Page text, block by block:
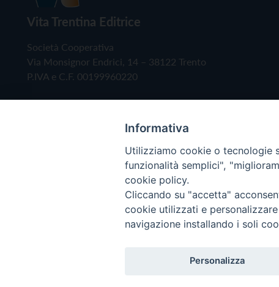
Vita Trentina Editrice
Società Cooperativa
Via Monsignor Endrici, 14 – 38122 Trento
P.IVA e C.F. 00199960220
Copyright © 2019 - Tutti i diritti riservati - Vita
Informativa
Utilizziamo cookie o tecnologie
funzionalità semplici",
cookie policy.
Cliccando su "accetta"
cookie utilizzati e
navigazione installando i soli
Personalizza